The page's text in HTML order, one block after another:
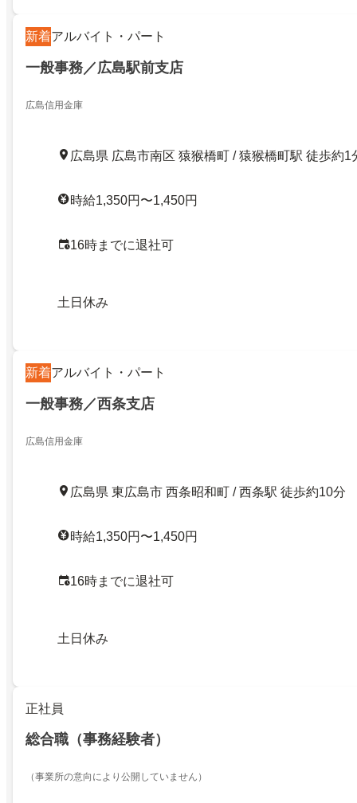
新着アルバイト・パート
一般事務／広島駅前支店
広島信用金庫
広島県 広島市南区 猿猴橋町 / 猿猴橋町駅 徒歩約1
時給1,350円〜1,450円
16時までに退社可
土日休み
新着アルバイト・パート
一般事務／西条支店
広島信用金庫
広島県 東広島市 西条昭和町 / 西条駅 徒歩約10分
時給1,350円〜1,450円
16時までに退社可
土日休み
正社員
総合職（事務経験者）
（事業所の意向により公開していません）